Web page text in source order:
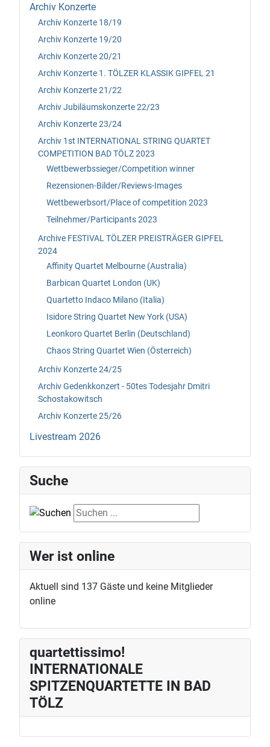
Archiv Konzerte
Archiv Konzerte 18/19
Archiv Konzerte 19/20
Archiv Konzerte 20/21
Archiv Konzerte 1. TÖLZER KLASSIK GIPFEL 21
Archiv Konzerte 21/22
Archiv Jubiläumskonzerte 22/23
Archiv Konzerte 23/24
Archiv 1st INTERNATIONAL STRING QUARTET
COMPETITION BAD TÖLZ 2023
Wettbewerbssieger/Competition winner
Rezensionen-Bilder/Reviews-Images
Wettbewerbsort/Place of competition 2023
Teilnehmer/Participants 2023
Archive FESTIVAL TÖLZER PREISTRÄGER GIPFEL
2024
Affinity Quartet Melbourne (Australia)
Barbican Quartet London (UK)
Quartetto Indaco Milano (Italia)
Isidore String Quartet New York (USA)
Leonkoro Quartet Berlin (Deutschland)
Chaos String Quartet Wien (Österreich)
Archiv Konzerte 24/25
Archiv Gedenkkonzert - 50tes Todesjahr Dmitri
Schostakowitsch
Archiv Konzerte 25/26
Livestream 2026
Suche
Suche
Wer ist online
Aktuell sind 137 Gäste und keine Mitglieder
online
quartettissimo!
INTERNATIONALE
SPITZENQUARTETTE IN BAD
TÖLZ